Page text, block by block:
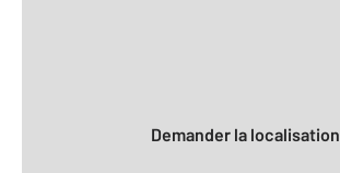
Demander la localisation